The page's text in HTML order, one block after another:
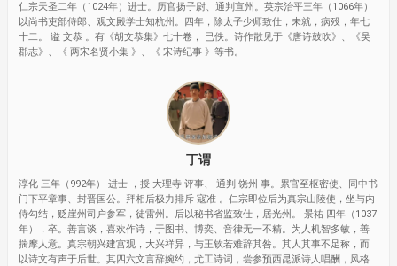
仁宗天圣二年（1024年）进士。历官扬子尉、通判宣州。英宗治平三年（1066年）
以尚书吏部侍郎、观文殿学士知杭州。四年，除太子少师致仕，未就，病殁，年七
十二。 谥 文恭 。有《胡文恭集》七十卷， 已佚。诗作散见于《唐诗鼓吹》、《吴
郡志》、《 两宋名贤小集 》、《 宋诗纪事 》等书。
丁谓
淳化 三年（992年） 进士 ，授 大理寺 评事、 通判 饶州 事。累官至枢密使、同中书
门下平章事、封晋国公。拜相后极力排斥 寇准 。仁宗即位后为真宗山陵使，坐与内
侍勾结，贬崖州司户参军，徒雷州。后以秘书省监致仕，居光州。 景祐 四年（1037
年），卒。善言谈，喜欢作诗，于图书、博奕、音律无一不精。为人机智多敏，善
揣摩人意。真宗朝兴建宫观，大兴祥异，与王钦若难辞其咎。其人其事不足称，而
以诗文有声于后世。其四六文言辞婉约，尤工诗词，尝参预西昆派诗人唱酬，风格